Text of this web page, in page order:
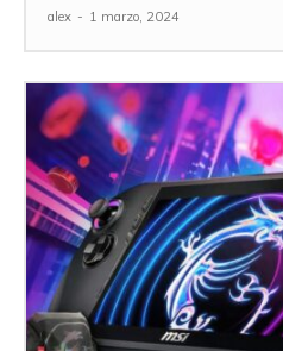
alex - 1 marzo, 2024